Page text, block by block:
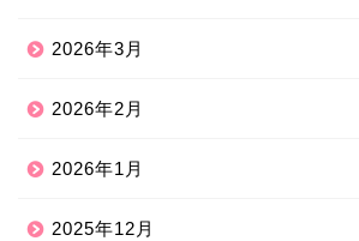
2026年3月
2026年2月
2026年1月
2025年12月